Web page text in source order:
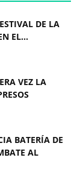
DE LA
EL...
VEZ LA
BATERÍA DE
AL